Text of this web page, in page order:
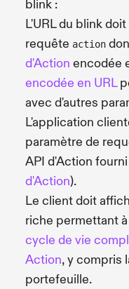
blink :
L'URL du blink
requête action
d'Action encodée
encodée en URL
avec d'autres
L'application
paramètre de
API d'Action
d'Action).
Le client doit
riche permettant
cycle de vie
Action, y compris
portefeuille.